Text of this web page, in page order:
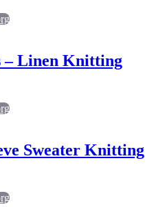
– Linen Knitting
Sweater Knitting